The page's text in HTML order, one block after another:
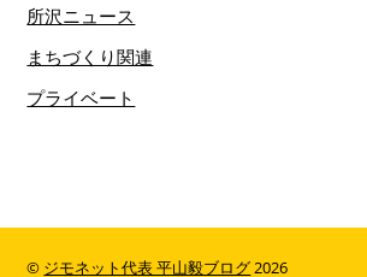
所沢ニュース
まちづくり関連
プライベート
© ジモネット代表 平山毅ブログ2026